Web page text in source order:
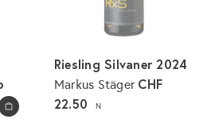
In den Warenkorb legen
Riesling Silvaner 2024
Markus Stäger CHF
22.50
N